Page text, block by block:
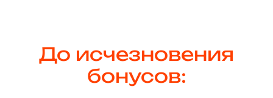
До исчезновения
бонусов: